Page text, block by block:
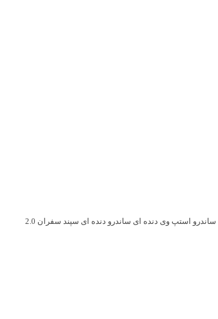
ساندرو استپ وی دنده ای ساندرو دنده ای سپند سفران 2.0